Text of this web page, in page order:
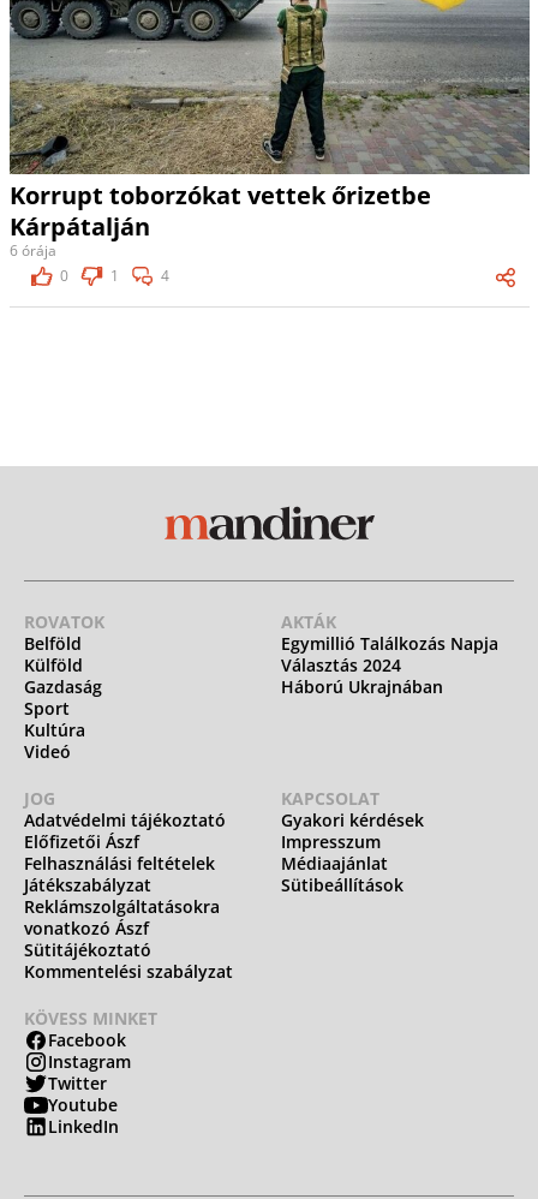
Korrupt toborzókat vettek őrizetbe
Kárpátalján
6 órája
0
1 4
ROVATOK
Belföld
Külföld
Gazdaság
Sport
Kultúra
Videó
AKTÁK
Egymillió Találkozás Napja
Választás 2024
Háború Ukrajnában
JOG
Adatvédelmi tájékoztató
Előfizetői Ászf
Felhasználási feltételek
Játékszabályzat
Reklámszolgáltatásokra
vonatkozó Ászf
Sütitájékoztató
Kommentelési szabályzat
KAPCSOLAT
Gyakori kérdések
Impresszum
Médiaajánlat
Sütibeállítások
KÖVESS MINKET
Facebook
Instagram
Twitter
Youtube
LinkedIn